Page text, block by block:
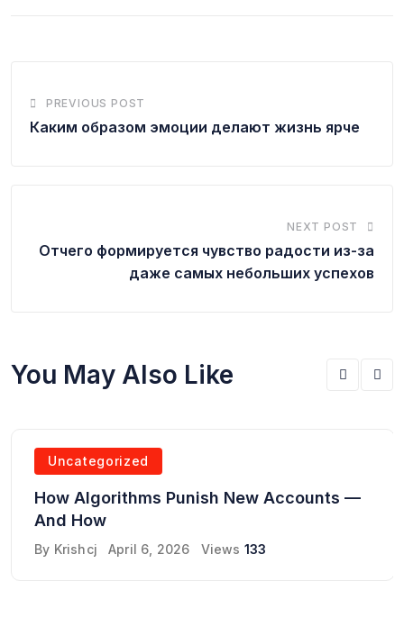
PREVIOUS POST
Каким образом эмоции делают жизнь ярче
NEXT POST
Отчего формируется чувство радости из-за
даже самых небольших успехов
You May Also Like
Uncategorized
How Algorithms Punish New Accounts —
And How
By Krishcj April 6, 2026 Views 133